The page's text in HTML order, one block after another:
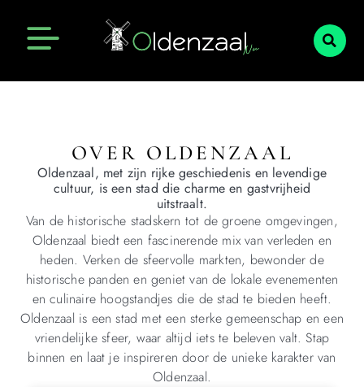
OVER OLDENZAAL
Oldenzaal, met zijn rijke geschiedenis en levendige
cultuur, is een stad die charme en gastvrijheid
uitstraalt.
Van de historische stadskern tot de groene omgevingen,
Oldenzaal biedt een fascinerende mix van verleden en
heden. Verken de sfeervolle markten, bewonder de
historische panden en geniet van de lokale evenementen
en culinaire hoogstandjes die de stad te bieden heeft.
Oldenzaal is een stad met een sterke gemeenschap en een
vriendelijke sfeer, waar altijd iets te beleven valt. Stap
binnen en laat je inspireren door de unieke karakter van
Oldenzaal.